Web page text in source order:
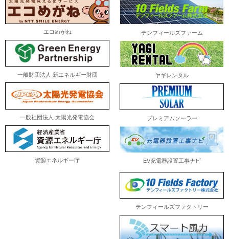
エコめがね
一般財団法人 新エネルギー財団
一般社団法人 太陽光発電協会
資源エネルギー庁
テンフィールズファーム
ヤギレンタル
プレミアムソーラー
EV充電器設置工事ナビ
テンフィールズファクトリー